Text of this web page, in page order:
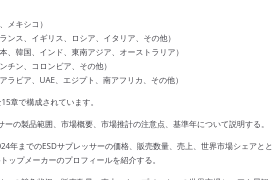
メキシコ）
ンス、イギリス、ロシア、イタリア、その他）
、韓国、インド、東南アジア、オーストラリア）
チン、コロンビア、その他）
ラビア、UAE、エジプト、南アフリカ、その他）
章で構成されています。
ーの製品範囲、市場概要、市場推計の注意点、基準年について説明する。
年までのESDサプレッサーの価格、販売数量、売上、世界市場シェアとと
ップメーカーのプロフィールを紹介する。